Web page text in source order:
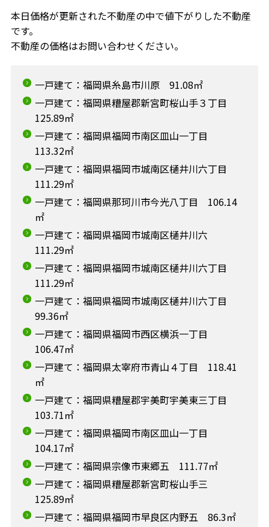
本日価格が更新された不動産の中で値下がりした不動産
です。
不動産の価格はお問い合わせください。
一戸建て：福岡県糸島市川原 91.08㎡
一戸建て：福岡県糟屋郡新宮町桜山手３丁目
125.89㎡
一戸建て：福岡県福岡市南区皿山一丁目
113.32㎡
一戸建て：福岡県福岡市城南区樋井川六丁目
111.29㎡
一戸建て：福岡県那珂川市今光八丁目 106.14
㎡
一戸建て：福岡県福岡市城南区樋井川六
111.29㎡
一戸建て：福岡県福岡市城南区樋井川六丁目
111.29㎡
一戸建て：福岡県福岡市城南区樋井川六丁目
99.36㎡
一戸建て：福岡県福岡市西区横浜一丁目
106.47㎡
一戸建て：福岡県太宰府市青山４丁目 118.41
㎡
一戸建て：福岡県糟屋郡宇美町宇美東三丁目
103.71㎡
一戸建て：福岡県福岡市南区皿山一丁目
104.17㎡
一戸建て：福岡県宗像市東郷五 111.77㎡
一戸建て：福岡県糟屋郡新宮町桜山手三
125.89㎡
一戸建て：福岡県福岡市早良区内野五 86.3㎡